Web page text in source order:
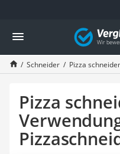
Die beliebtesten Vergleiche
Haushalt
Wassersprudler
Zentralstaubsauger
Wischroboter
Wäschespinne
Industriestaubsauger
Spülmaschinentabs
Akku-Staubsauger
Vergleich
Schneider
Pizza